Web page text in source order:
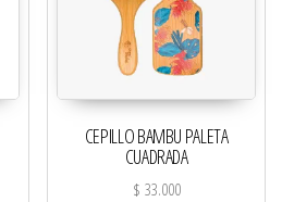
CEPILLO BAMBU PALETA
CUADRADA
$ 33.000